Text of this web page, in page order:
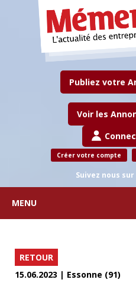
Publiez votre
Voir les
Créer votre compte
Suivez nous sur
MENU
RETOUR
15.06.2023 | Essonne (91)